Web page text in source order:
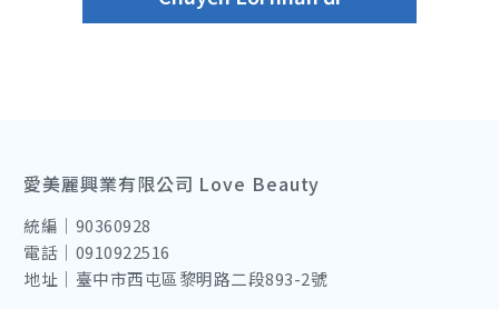
愛美麗興業有限公司 Love Beauty
統編｜90360928
電話｜0910922516
地址｜臺中市西屯區黎明路二段893-2號